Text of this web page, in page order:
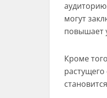
могут
повышает
Кроме